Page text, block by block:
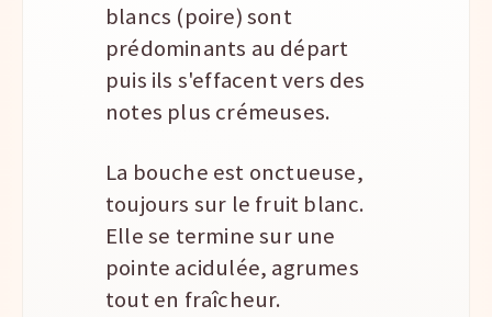
blancs (poire) sont
prédominants au départ
puis ils s'effacent vers des
notes plus crémeuses.
La bouche est onctueuse,
toujours sur le fruit blanc.
Elle se termine sur une
pointe acidulée, agrumes
tout en fraîcheur.